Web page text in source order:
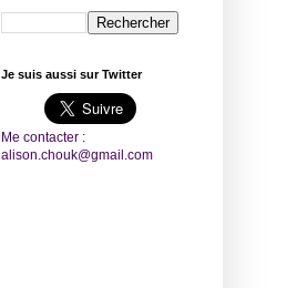
Je suis aussi sur Twitter
Me contacter :
alison.chouk@gmail.com